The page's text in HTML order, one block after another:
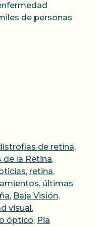
de personas
de retina,
de la Retina,
, retina,
, últimas
, Baja Visión,
visual ,
óptico, Pia